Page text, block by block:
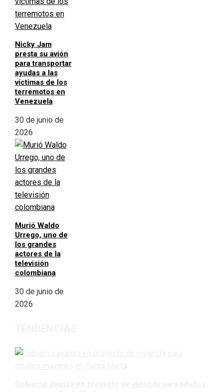
Nicky Jam
presta su avión
para transportar
ayudas a las
víctimas de los
terremotos en
Venezuela
30 de junio de
2026
Murió Waldo
Urrego, uno de
los grandes
actores de la
televisión
colombiana
30 de junio de
2026